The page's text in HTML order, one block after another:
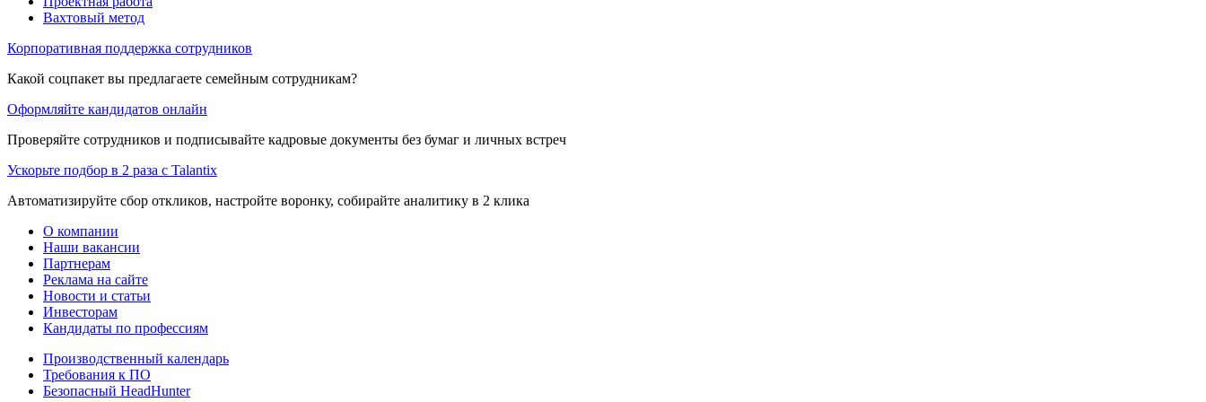
Вахтовый метод
Корпоративная поддержка сотрудников
Какой соцпакет вы предлагаете семейным сотрудникам?
Оформляйте кандидатов онлайн
Проверяйте сотрудников и подписывайте кадровые документы без бумаг и личных встреч
Ускорьте подбор в 2 раза с Talantix
Автоматизируйте сбор откликов, настройте воронку, собирайте аналитику в 2 клика
О компании
Наши вакансии
Партнерам
Реклама на сайте
Новости и статьи
Инвесторам
Кандидаты по профессиям
Производственный календарь
Требования к ПО
Безопасный HeadHunter